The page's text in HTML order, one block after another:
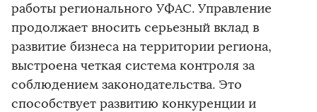
работы регионального УФАС. Управление
продолжает вносить серьезный вклад в
развитие бизнеса на территории региона,
выстроена четкая система контроля за
соблюдением законодательства. Это
способствует развитию конкуренции и